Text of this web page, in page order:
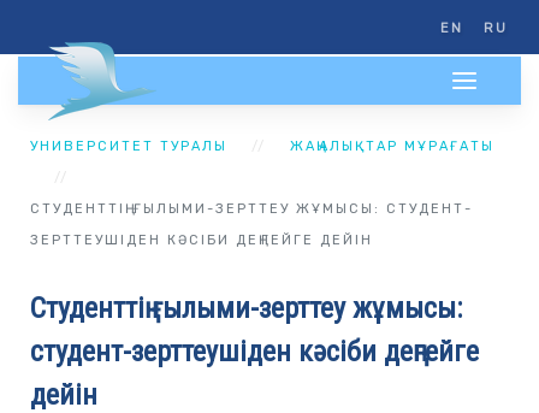
EN RU
УНИВЕРСИТЕТ ТУРАЛЫ ЖАҢАЛЫҚТАР МҰРАҒАТЫ
СТУДЕНТТІҢ ҒЫЛЫМИ-ЗЕРТТЕУ ЖҰМЫСЫ: СТУДЕНТ-
ЗЕРТТЕУШІДЕН КӘСІБИ ДЕҢГЕЙГЕ ДЕЙІН
Студенттің ғылыми-зерттеу жұмысы:
студент-зерттеушіден кәсіби деңгейге
дейін